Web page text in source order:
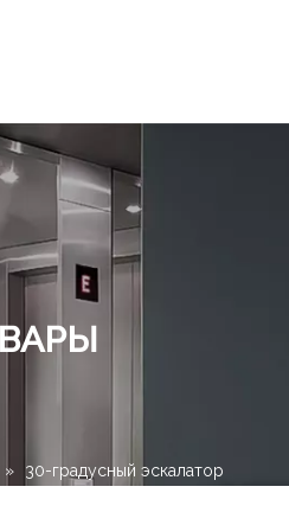
» 30-градусный эскалатор